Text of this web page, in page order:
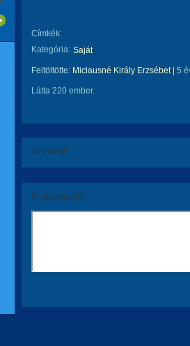
Címkék:
Kategória: Saját
Feltöltötte: Miclausné Király Erzsébet| 5
Látta 220 ember.
Értékeld!
Kommentáld!